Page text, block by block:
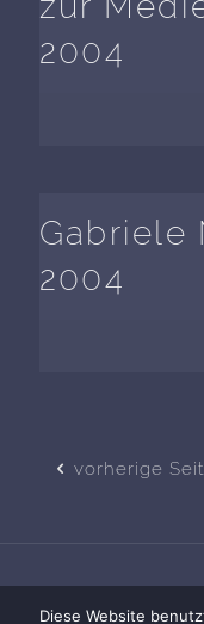
2004
Gabriele
2004
vorherige
Diese Website